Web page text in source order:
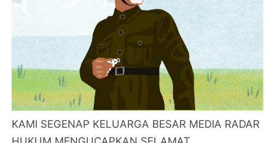
KAMI SEGENAP KELUARGA BESAR MEDIA RADAR